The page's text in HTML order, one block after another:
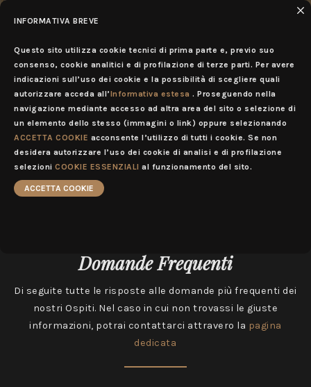
INFORMATIVA BREVE
Questo sito utilizza cookie tecnici di prima parte e, previo suo
consenso, cookie analitici e di profilazione di terze parti. Per avere
indicazioni sull’uso dei cookie e la possibilità di scegliere quali
autorizzare acceda all’Informativa estesa . Proseguendo nella
navigazione mediante accesso ad altra area del sito o selezione di
un elemento dello stesso (immagini o link) oppure selezionando
ACCETTA COOKIE acconsente l’utilizzo di tutti i cookie. Se non
desidera autorizzare l’uso dei cookie di analisi e di profilazione
selezioniCOOKIE ESSENZIALI al funzionamento del sito.
ACCETTA COOKIE
Domande Frequenti
Di seguite tutte le risposte alle domande più frequenti dei
nostri Ospiti. Nel caso in cui non trovassi le giuste
informazioni, potrai contattarci attravero la pagina
dedicata